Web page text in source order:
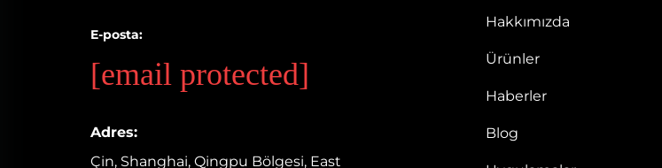
E-posta:
[email protected]
Adres:
Çin, Shanghai, Qingpu Bölgesi, East
Hakkımızda
Ürünler
Haberler
Blog